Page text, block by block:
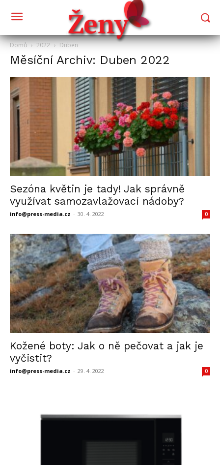
Domů 2022 Duben
Měsíční Archiv: Duben 2022
Sezóna květin je tady! Jak správně
využívat samozavlažovací nádoby?
info@press-media.cz - 30. 4. 2022 0
Kožené boty: Jak o ně pečovat a jak je
vyčistit?
info@press-media.cz - 29. 4. 2022 0